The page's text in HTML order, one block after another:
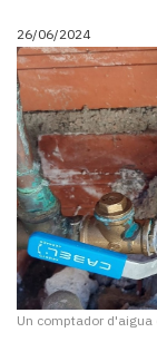
26/06/2024
Un comptador